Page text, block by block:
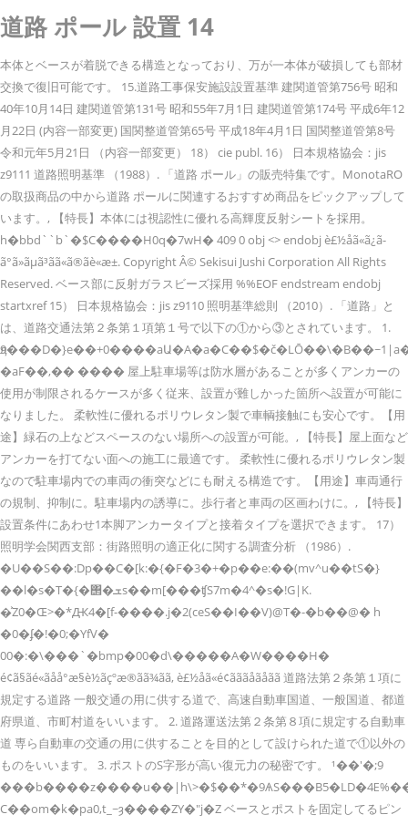
道路 ポール 設置 14
本体とベースが着脱できる構造となっており、万が一本体が破損しても部材
交換で復旧可能です。 15.道路工事保安施設設置基準 建関道管第756号 昭和
40年10月14日 建関道管第131号 昭和55年7月1日 建関道管第174号 平成6年12
月22日 (内容一部変更) 国関整道管第65号 平成18年4月1日 国関整道管第8号
令和元年5月21日 （内容一部変更） 18） cie publ. 16） 日本規格協会：jis
z9111 道路照明基準 （1988）. 「道路 ポール」の販売特集です。MonotaRO
の取扱商品の中から道路 ポールに関連するおすすめ商品をピックアップして
います。, 【特長】本体には視認性に優れる高輝度反射シートを採用。
h�bbd``b`�$C����H0q�7wH� 409 0 obj <> endobj è£½åã«ã¿ã­
ã°ã»ãµã³ãã«ã®ãè«æ±. Copyright Â© Sekisui Jushi Corporation All Rights
Reserved. ベース部に反射ガラスビーズ採用 %%EOF endstream endobj
startxref 15） 日本規格協会：jis z9110 照明基準総則 （2010）. 「道路」と
は、道路交通法第２条第１項第１号で以下の①から③とされています。 1.
�aF��,�� ���� 屋上駐車場等は防水層があることが多くアンカーの
使用が制限されるケースが多く従来、設置が難しかった箇所へ設置が可能に
なりました。 柔軟性に優れるポリウレタン製で車輌接触にも安心です。【用
途】緑石の上などスペースのない場所への設置が可能。, 【特長】屋上面など
アンカーを打てない面への施工に最適です。 柔軟性に優れるポリウレタン製
なので駐車場内での車両の衝突などにも耐える構造です。【用途】車両通行
の規制、抑制に。駐車場内の誘導に。歩行者と車両の区画わけに。, 【特長】
設置条件にあわせ1本脚アンカータイプと接着タイプを選択できます。 17）
照明学会関西支部：街路照明の適正化に関する調査分析 （1986）.
�U��S��:Dp��C�[k:�{�F�3�+�p��e:��(mv^u��tS�}
��l�s�T�{�΢�ܫs��m[���ʧS7m�4^�s�!G|K.
�͐Z0�Œ>�*Ԫ4�[f-����.j�2(ceS��I��V)@T�-�b��@� h
�0�ʄ�!�0;�YfV�
00�:�\���`�bmp�00�d\�����A�W����H�
é¢ã§ãé«ãåå°æ§è½ãçºæ®ãã¾ãã, è£½åã«é¢ãããåãåãã 道路法第２条第１項に
規定する道路 一般交通の用に供する道で、高速自動車国道、一般国道、都道
府県道、市町村道をいいます。 2. 道路運送法第２条第８項に規定する自動車
道 専ら自動車の交通の用に供することを目的として設けられた道で①以外の
ものをいいます。 3. ポストのS字形が高い復元力の秘密です。 ¹��'�;9
C��om�k�pa0,t_~ȝ����ZY�"j�Z ベースとポストを固定してるピン